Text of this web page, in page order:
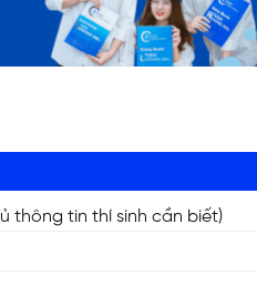
thông tin thí sinh cần biết)